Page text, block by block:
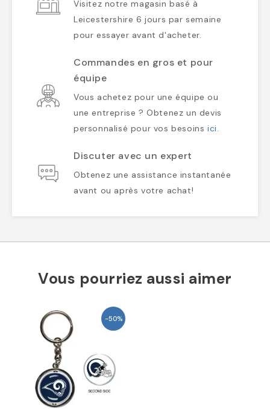
Visitez notre magasin basé à
Leicestershire 6 jours par semaine
pour essayer avant d'acheter.
Commandes en gros et pour
équipe
Vous achetez pour une équipe ou
une entreprise ? Obtenez un devis
personnalisé pour vos besoinsici.
Discuter avec un expert
Obtenez une assistance instantanée
avant ou après votre achat!
Vous pourriez aussi aimer
-50%